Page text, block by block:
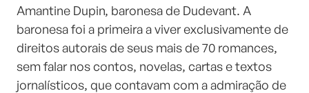
Amantine Dupin, baronesa de Dudevant. A
baronesa foi a primeira a viver exclusivamente de
direitos autorais de seus mais de 70 romances,
sem falar nos contos, novelas, cartas e textos
jornalísticos, que contavam com a admiração de